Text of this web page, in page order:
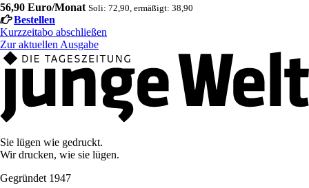
56,90 Euro/Monat Soli: 72,90, ermäßigt: 38,90
Bestellen
Kurzzeitabo abschließen
Zur aktuellen Ausgabe
Sie lügen wie gedruckt.
Wir drucken, wie sie lügen.
Gegründet 1947